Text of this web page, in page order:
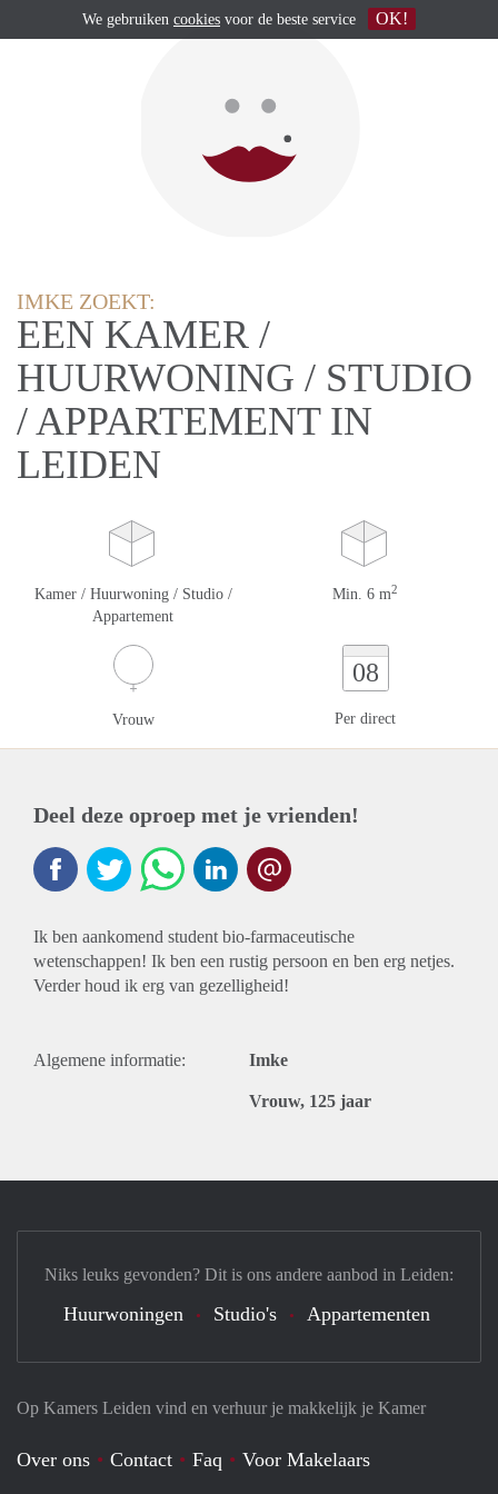
IMKE ZOEKT:
EEN KAMER /
HUURWONING / STUDIO
/ APPARTEMENT IN
LEIDEN
Kamer / Huurwoning / Studio /
Appartement
Min. 6 m2
Vrouw
08
Per direct
Deel deze oproep met je vrienden!
Ik ben aankomend student bio-farmaceutische
wetenschappen! Ik ben een rustig persoon en ben erg netjes.
Verder houd ik erg van gezelligheid!
Algemene informatie: Imke
Vrouw, 125 jaar
Op Kamers Leiden vind en verhuur je makkelijk je Kamer
Over ons Contact Faq
Voor Makelaars
Niks leuks gevonden? Dit is ons andere aanbod in Leiden:
Huurwoningen Studio's Appartementen
We gebruiken cookies voor de beste service OK!